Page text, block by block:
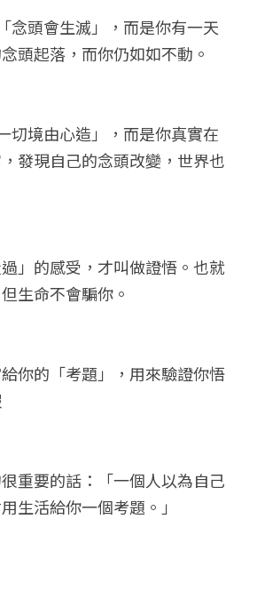
念頭會生滅」，而是你有一天
頭起落，而你仍如如不動。
切境由心造」，而是你真實在
發現自己的念頭改變，世界也
」的感受，才叫做證悟。也就
生命不會騙你。
你的「考題」，用來驗證你悟
重要的話：「一個人以為自己
生活給你一個考題。」